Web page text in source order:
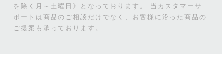
を除く月～土曜日》となっております。
当カスタマーサ
ポートは商品のご相談だけでなく、お客様に沿った商品の
ご提案も承っております。